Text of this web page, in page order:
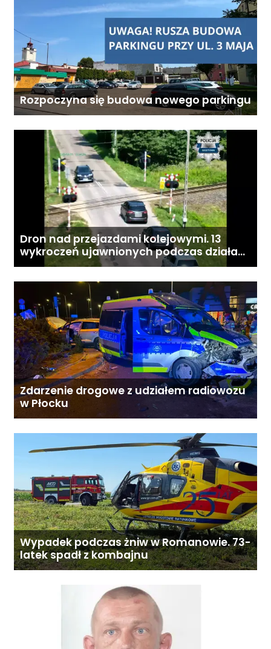
Rozpoczyna się budowa nowego parkingu
Dron nad przejazdami kolejowymi. 13
wykroczeń ujawnionych podczas działań
„Bezpieczny przejazd kolejowy”
Zdarzenie drogowe z udziałem radiowozu
w Płocku
Wypadek podczas żniw w Romanowie. 73-
latek spadł z kombajnu